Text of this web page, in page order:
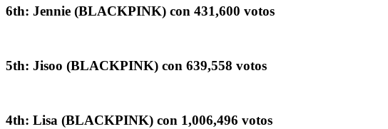
6th: Jennie (BLACKPINK) con 431,600 votos
5th: Jisoo (BLACKPINK) con 639,558 votos
4th: Lisa (BLACKPINK) con 1,006,496 votos